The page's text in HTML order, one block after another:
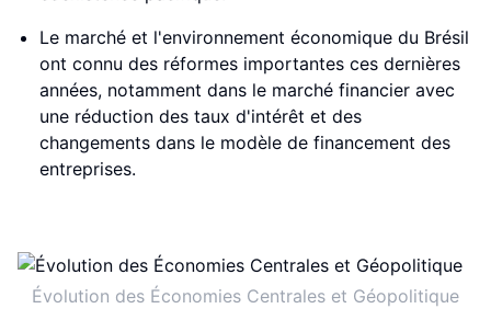
Le marché et l'environnement économique du Brésil
ont connu des réformes importantes ces dernières
années, notamment dans le marché financier avec
une réduction des taux d'intérêt et des
changements dans le modèle de financement des
entreprises.
Évolution des Économies Centrales et Géopolitique